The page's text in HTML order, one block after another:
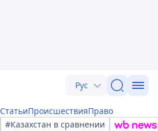
Рус
СтатьиПроисшествияПраво
#Казахстан в сравнении